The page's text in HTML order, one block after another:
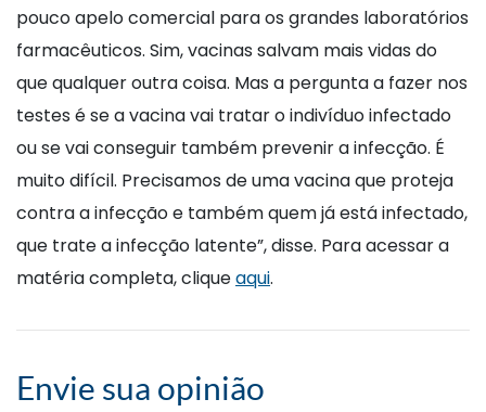
pouco apelo comercial para os grandes laboratórios
farmacêuticos. Sim, vacinas salvam mais vidas do
que qualquer outra coisa. Mas a pergunta a fazer nos
testes é se a vacina vai tratar o indivíduo infectado
ou se vai conseguir também prevenir a infecção. É
muito difícil. Precisamos de uma vacina que proteja
contra a infecção e também quem já está infectado,
que trate a infecção latente”, disse. Para acessar a
matéria completa, cliqueaqui.
Envie sua opinião